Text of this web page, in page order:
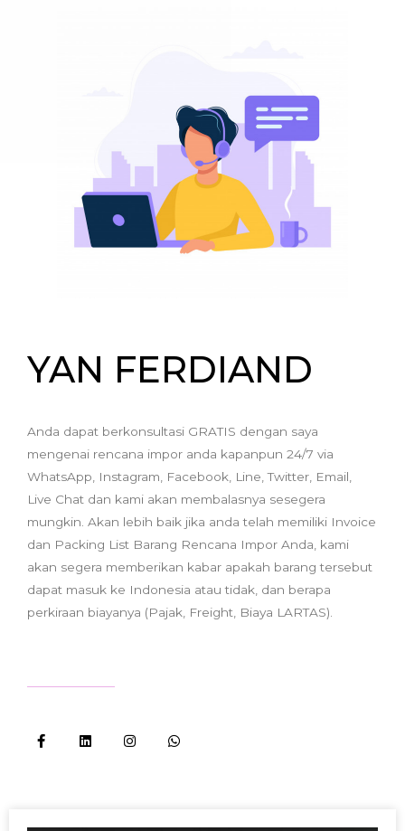
YAN FERDIAND
Anda dapat berkonsultasi GRATIS dengan saya
mengenai rencana impor anda kapanpun 24/7 via
WhatsApp, Instagram, Facebook, Line, Twitter, Email,
Live Chat dan kami akan membalasnya sesegera
mungkin. Akan lebih baik jika anda telah memiliki Invoice
dan Packing List Barang Rencana Impor Anda, kami
akan segera memberikan kabar apakah barang tersebut
dapat masuk ke Indonesia atau tidak, dan berapa
perkiraan biayanya (Pajak, Freight, Biaya LARTAS).